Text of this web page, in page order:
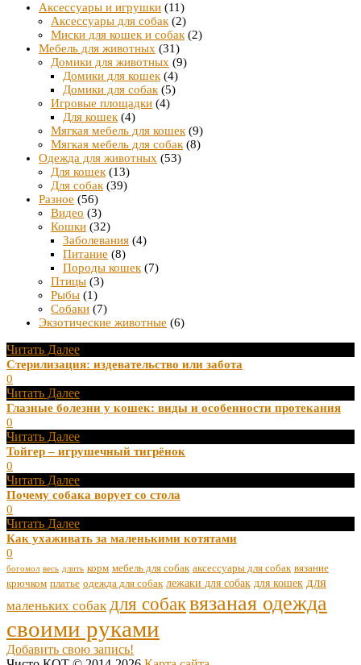
Аксессуары и игрушки (11)
Аксессуары для собак (2)
Миски для кошек и собак (2)
Мебель для животных (31)
Домики для животных (9)
Домики для кошек (4)
Домики для собак (5)
Игровые площадки (4)
Для кошек (4)
Мягкая мебель для кошек (9)
Мягкая мебель для собак (8)
Одежда для животных (53)
Для кошек (13)
Для собак (39)
Разное (56)
Видео (3)
Кошки (32)
Заболевания (4)
Питание (8)
Породы кошек (7)
Птицы (3)
Рыбы (1)
Собаки (7)
Экзотические животные (6)
Читать Далее
Стерилизация: издевательство или забота
0
Читать Далее
Глазные болезни у кошек: виды и особенности протекания
0
Читать Далее
Тойгер – игрушечный тигрёнок
0
Читать Далее
Почему собака ворует со стола
0
Читать Далее
Как ухаживать за маленькими котятами
0
богомол весь длить корм мебель для собак аксессуары для собак вязание
крючком платье одежда для собак лежаки для собак для кошек для
маленьких собак для собаквязаная одежда
своими руками
Добавить свою запись!